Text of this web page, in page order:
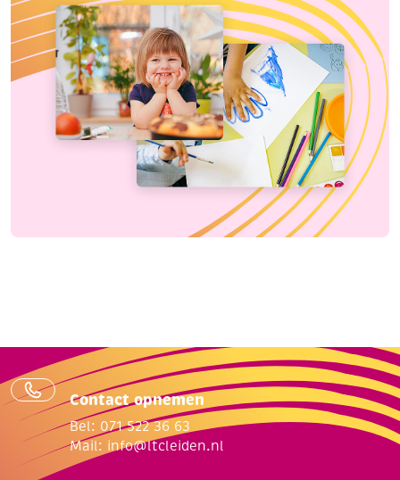
Contact opnemen
Bel: 071 522 36 63
Mail: info@ltcleiden.nl